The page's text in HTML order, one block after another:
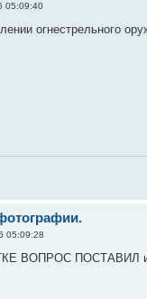
05:09:40
огнестрельного
05:09:28
ВОПРОС ПОСТАВИЛ или